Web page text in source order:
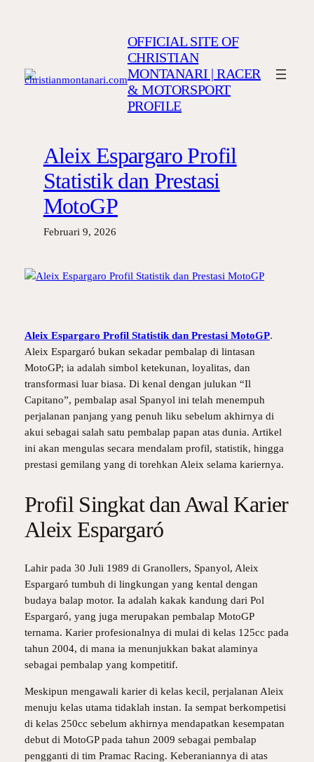
OFFICIAL SITE OF
CHRISTIAN
MONTANARI | RACER
& MOTORSPORT
PROFILE
Aleix Espargaro Profil
Statistik dan Prestasi
MotoGP
Februari 9, 2026
Aleix Espargaro Profil Statistik dan Prestasi MotoGP.
Aleix Espargaró bukan sekadar pembalap di lintasan
MotoGP; ia adalah simbol ketekunan, loyalitas, dan
transformasi luar biasa. Di kenal dengan julukan “Il
Capitano”, pembalap asal Spanyol ini telah menempuh
perjalanan panjang yang penuh liku sebelum akhirnya di
akui sebagai salah satu pembalap papan atas dunia. Artikel
ini akan mengulas secara mendalam profil, statistik, hingga
prestasi gemilang yang di torehkan Aleix selama kariernya.
Profil Singkat dan Awal Karier
Aleix Espargaró
Lahir pada 30 Juli 1989 di Granollers, Spanyol, Aleix
Espargaró tumbuh di lingkungan yang kental dengan
budaya balap motor. Ia adalah kakak kandung dari Pol
Espargaró, yang juga merupakan pembalap MotoGP
ternama. Karier profesionalnya di mulai di kelas 125cc pada
tahun 2004, di mana ia menunjukkan bakat alaminya
sebagai pembalap yang kompetitif.
Meskipun mengawali karier di kelas kecil, perjalanan Aleix
menuju kelas utama tidaklah instan. Ia sempat berkompetisi
di kelas 250cc sebelum akhirnya mendapatkan kesempatan
debut di MotoGP pada tahun 2009 sebagai pembalap
pengganti di tim Pramac Racing. Keberaniannya di atas